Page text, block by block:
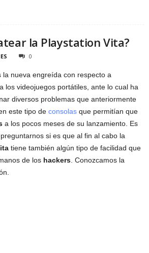
la Playstation Vita?
0
la nueva engreída con respecto a
los videojuegos portátiles, ante lo cual ha
diversos problemas que anteriormente
este tipo de consolas que permitían que
a los pocos meses de su lanzamiento. Es
si es que al fin al cabo la
tiene también algún tipo de facilidad que
de los hackers . Conozcamos la